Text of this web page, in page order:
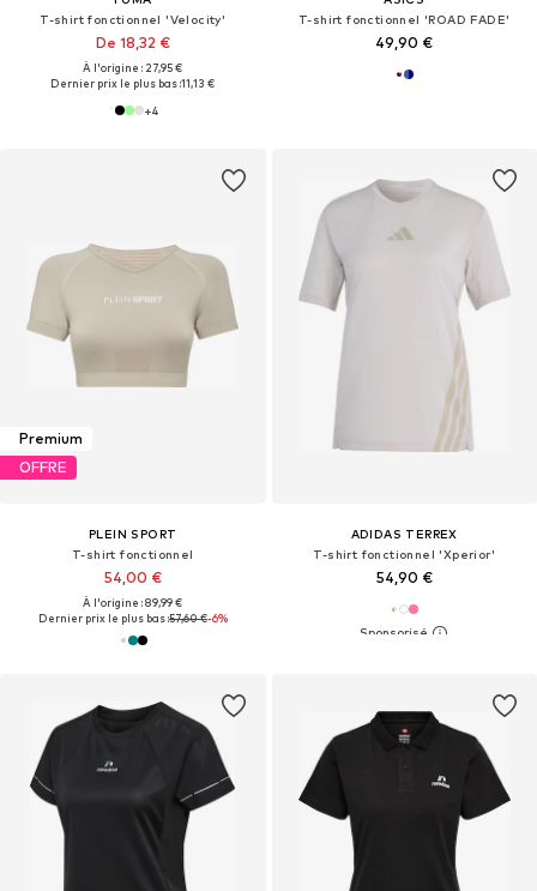
T-shirt fonctionnel 'Velocity'
De 18,32 €
À l'origine : 27,95 €
Dernier prix le plus bas :11,13 €
+4
T-shirt fonctionnel 'ROAD FADE'
49,90 €
Premium
OFFRE
PLEIN SPORT
T-shirt fonctionnel
54,00 €
À l'origine : 89,99 €
Dernier prix le plus bas :57,60 €-6%
ADIDAS TERREX
T-shirt fonctionnel 'Xperior'
54,90 €